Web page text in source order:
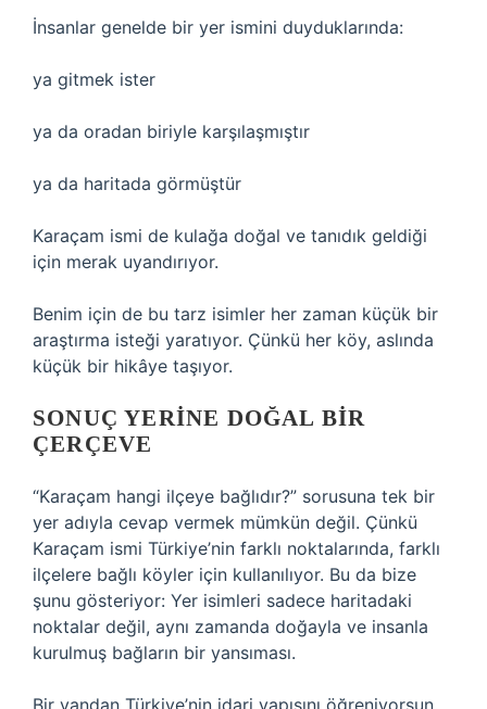
İnsanlar genelde bir yer ismini duyduklarında:
ya gitmek ister
ya da oradan biriyle karşılaşmıştır
ya da haritada görmüştür
Karaçam ismi de kulağa doğal ve tanıdık geldiği
için merak uyandırıyor.
Benim için de bu tarz isimler her zaman küçük bir
araştırma isteği yaratıyor. Çünkü her köy, aslında
küçük bir hikâye taşıyor.
SONUÇ YERINE DOĞAL BIR
ÇERÇEVE
“Karaçam hangi ilçeye bağlıdır?” sorusuna tek bir
yer adıyla cevap vermek mümkün değil. Çünkü
Karaçam ismi Türkiye’nin farklı noktalarında, farklı
ilçelere bağlı köyler için kullanılıyor. Bu da bize
şunu gösteriyor: Yer isimleri sadece haritadaki
noktalar değil, aynı zamanda doğayla ve insanla
kurulmuş bağların bir yansıması.
Bir yandan Türkiye’nin idari yapısını öğreniyorsun,